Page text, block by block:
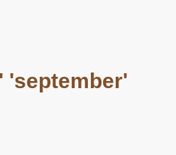
'september'